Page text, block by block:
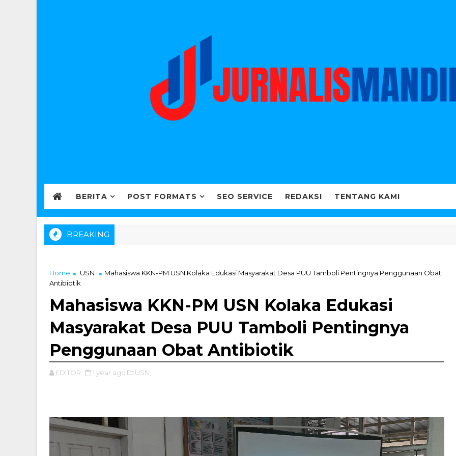
BERITA POST FORMATS SEO SERVICE REDAKSI TENTANG KAMI
BREAKING
Home USN
Mahasiswa KKN-PM USN Kolaka Edukasi Masyarakat Desa PUU Tamboli Pentingnya Penggunaan Obat
Antibiotik
Mahasiswa KKN-PM USN Kolaka Edukasi
Masyarakat Desa PUU Tamboli Pentingnya
Penggunaan Obat Antibiotik
EDITOR 1 year ago USN,